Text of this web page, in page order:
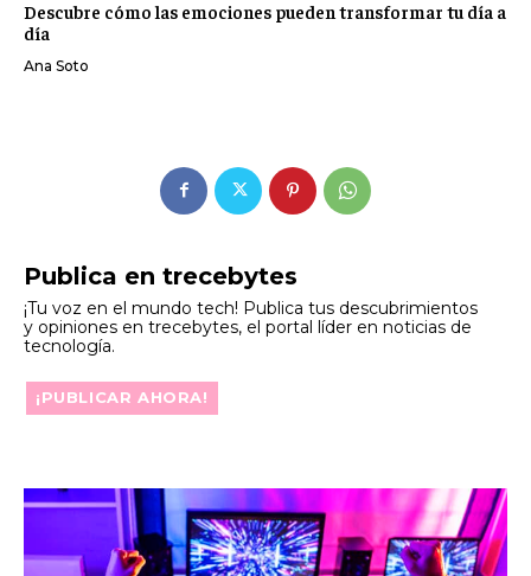
Publica en trecebytes
¡Tu voz en el mundo tech! Publica tus descubrimientos
y opiniones en trecebytes, el portal líder en noticias de
tecnología.
¡PUBLICAR AHORA!
Descubre cómo las emociones pueden transformar tu día a
día
Ana Soto